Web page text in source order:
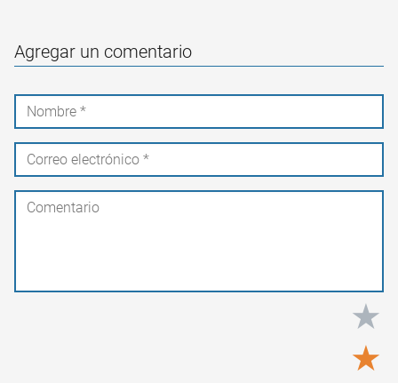
Agregar un comentario
★
★